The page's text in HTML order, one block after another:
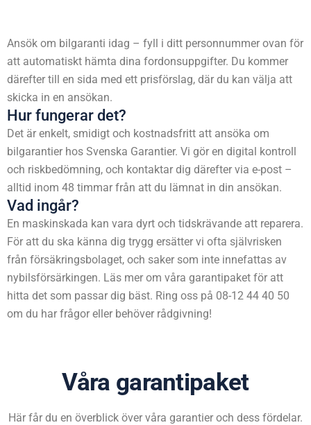
Ansök om bilgaranti idag – fyll i ditt personnummer ovan för
att automatiskt hämta dina fordonsuppgifter. Du kommer
därefter till en sida med ett prisförslag, där du kan välja att
skicka in en ansökan.
Hur fungerar det?
Det är enkelt, smidigt och kostnadsfritt att ansöka om
bilgarantier hos Svenska Garantier. Vi gör en digital kontroll
och riskbedömning, och kontaktar dig därefter via e-post –
alltid inom 48 timmar från att du lämnat in din ansökan.
Vad ingår?
En maskinskada kan vara dyrt och tidskrävande att reparera.
För att du ska känna dig trygg ersätter vi ofta självrisken
från försäkringsbolaget, och saker som inte innefattas av
nybilsförsärkingen. Läs mer om våra garantipaket för att
hitta det som passar dig bäst. Ring oss på 08-12 44 40 50
om du har frågor eller behöver rådgivning!
Våra garantipaket
Här får du en överblick över våra garantier och dess fördelar.